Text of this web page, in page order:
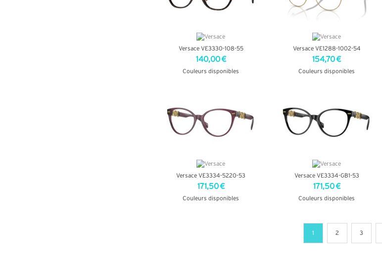
Versace VE3330-108-55
140,00 €
Couleurs disponibles
Versace VE1288-1002-54
154,70 €
Couleurs disponibles
Versace VE3334-5220-53
171,50 €
Couleurs disponibles
Versace VE3334-GB1-53
171,50 €
Couleurs disponibles
1 2 3